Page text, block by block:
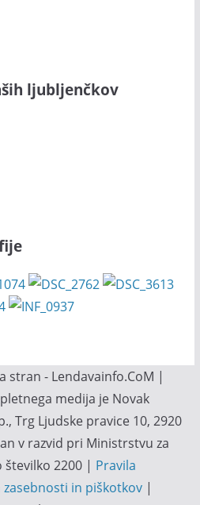
ljubljenčkov
stran - Lendavainfo.CoM |
medija je Novak
Trg Ljudske pravice 10, 2920
v razvid pri Ministrstvu za
2200 | Pravila
zasebnosti in piškotkov|